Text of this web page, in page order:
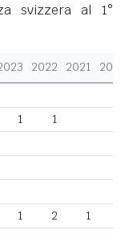
svizzera al 1°
2022 2021
1
1
1 2 1